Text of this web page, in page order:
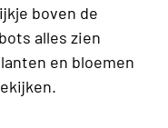
boven de
alles zien
en bloemen